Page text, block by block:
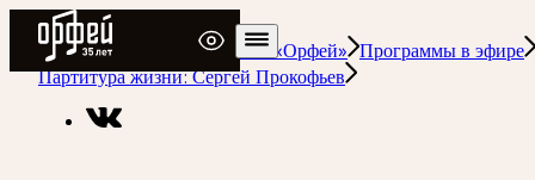
Радио Орфей
Радио классической музыки «Орфей» Программы в эфире
Партитура жизни: Сергей Прокофьев